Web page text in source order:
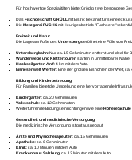
Für hochwertige Spezialitäten bietet Grödig zwei besondere
Das Fischgeschäft GRÜLL mit Bistro: bekannt für seine
Die Metzgerei FUCHS mit Heurigenbetrieb "Fuchserei":
Freizeit und Natur
Die Lage am Fuße des Untersbergs eröffnet eine Fülle von
Untersbergbahn: Nur ca. 15 Gehminuten entfernt und ideal
Wanderwege und Klettertouren starten in unmittelbarer Nähe.
Hochseilgarten Anif: 4 km mit dem Auto.
Eisriesenwelt Werfen: Eine der größten Eishöhlen der Welt, ca.
Bildung und Kinderbetreuung
Für Familien bietet die Umgebung eine hervorragende
Kindergarten: ca. 20 Gehminuten
Volksschule: ca. 12 Gehminuten
Weiterführende Bildungseinrichtungen wie eine Höhere Schule
Gesundheit und medizinische Versorgung
Die medizinische Versorgung ist gut ausgebaut:
Ärzte und Physiotherapeuten: ca. 15 Gehminuten
Apotheke: ca. 6 Gehminuten
Klinik: ca. 10 Minuten mit dem Auto
Krankenhaus Salzburg: ca. 12 Minuten mit dem Auto